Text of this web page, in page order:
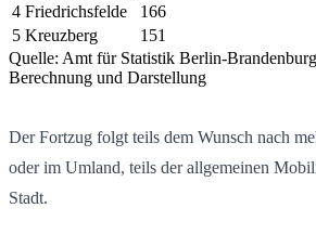
4 Friedrichsfelde
166
5 Kreuzberg
151
Quelle: Amt für Statistik Berlin-
Berechnung und Darstellung
Der Fortzug folgt teils dem Wunsch nach
oder im Umland, teils der allgemeinen
Stadt.